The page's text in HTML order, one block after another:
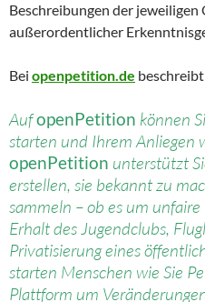
Beschreibungen der
außerordentlicher
Bei openpetition.de
AufopenPetition können
starten und Ihrem Anliegen
openPetition unterstützt
erstellen, sie bekannt zu
sammeln – ob es um
Erhalt des Jugendclubs,
Privatisierung eines
starten Menschen wie Sie
Plattform um